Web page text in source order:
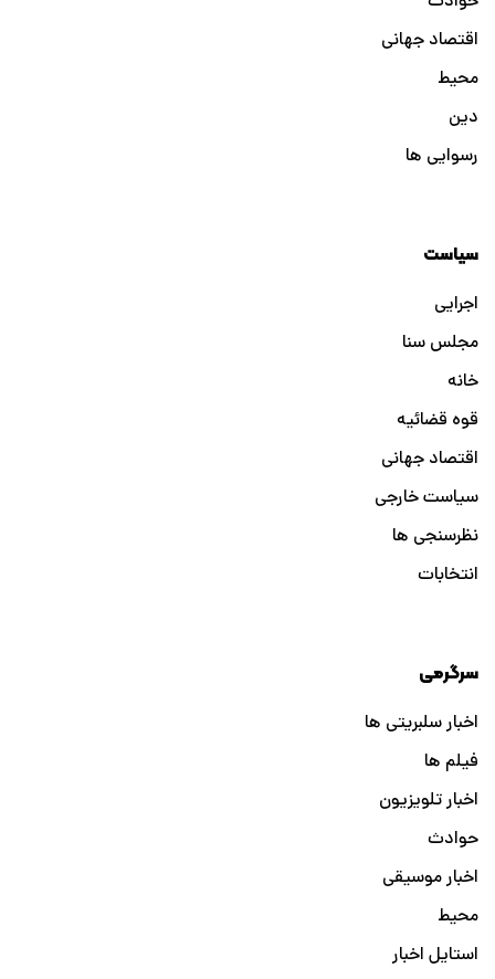
اقتصاد جهانی
محیط
دین
رسوایی ها
سیاست
اجرایی
مجلس سنا
خانه
قوه قضائیه
اقتصاد جهانی
سیاست خارجی
نظرسنجی ها
انتخابات
سرگرمی
اخبار سلبریتی ها
فیلم ها
اخبار تلویزیون
حوادث
اخبار موسیقی
محیط
استایل اخبار